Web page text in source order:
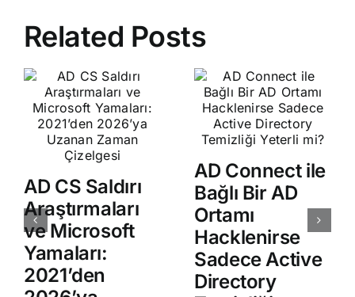
Related Posts
AD CS Saldırı
Araştırmaları
ve Microsoft
Yamaları:
2021’den
AD Connect ile
Bağlı Bir AD
Ortamı
Hacklenirse
Sadece Active
Directory